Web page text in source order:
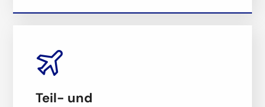
Teil- und